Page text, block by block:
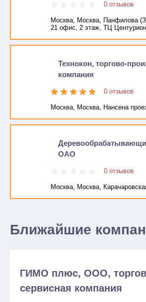
0 отзывов
Москва, Москва, Панфилова
21 офис, 2 этаж, ТЦ
Технокон, торгово-
компания
0 отзывов
Москва, Москва, Нансена
ОАО
0 отзывов
Москва, Москва,
Ближайшие
ГИМО плюс, ООО,
сервисная компания